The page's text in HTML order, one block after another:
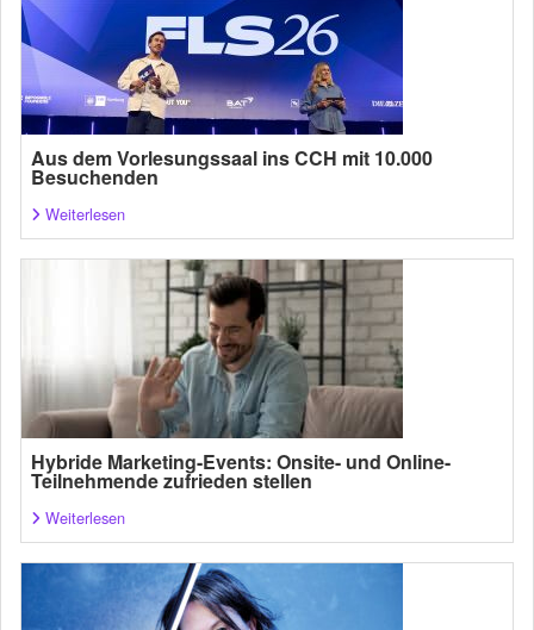
Aus dem Vorlesungssaal ins CCH mit 10.000
Besuchenden
Weiterlesen
Hybride Marketing-Events: Onsite- und Online-
Teilnehmende zufrieden stellen
Weiterlesen